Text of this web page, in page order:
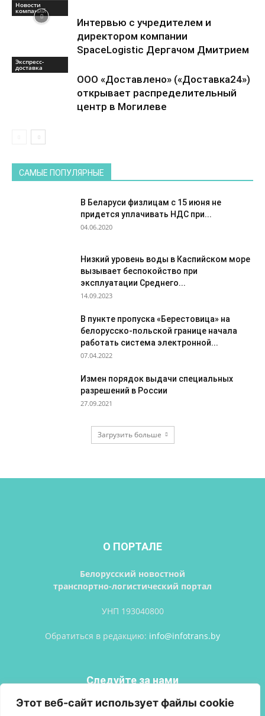
Этот веб-сайт использует файлы cookie
Новости
компаний
Интервью с учредителем и
директором компании
SpaceLogistic Дергачом Дмитрием
Экспресс-
доставка
ООО «Доставлено» («Доставка24»)
открывает распределительный
центр в Могилеве
САМЫЕ ПОПУЛЯРНЫЕ
В Беларуси физлицам с 15 июня не
придется уплачивать НДС при...
04.06.2020
Низкий уровень воды в Каспийском море
вызывает беспокойство при
эксплуатации Среднего...
14.09.2023
В пункте пропуска «Берестовица» на
белорусско-польской границе начала
работать система электронной...
07.04.2022
Измен порядок выдачи специальных
разрешений в России
27.09.2021
Загрузить больше
О ПОРТАЛЕ
Белорусский новостной
транспортно-логистический портал
УНП 193040800
Обратиться в редакцию: info@infotrans.bу
Следуйте за нами